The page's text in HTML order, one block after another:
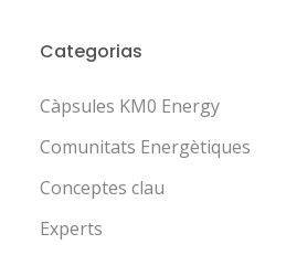
Categorias
Càpsules KM0 Energy
Comunitats Energètiques
Conceptes clau
Experts